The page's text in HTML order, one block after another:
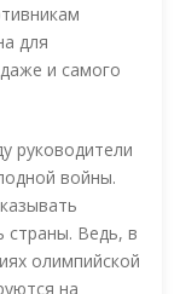
для
и самого
руководители
войны.
страны. Ведь, в
олимпийской
на